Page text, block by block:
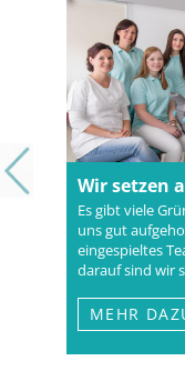
Wir setzen
Es gibt viele
uns gut
eingespieltes
darauf sind wir
MEHR